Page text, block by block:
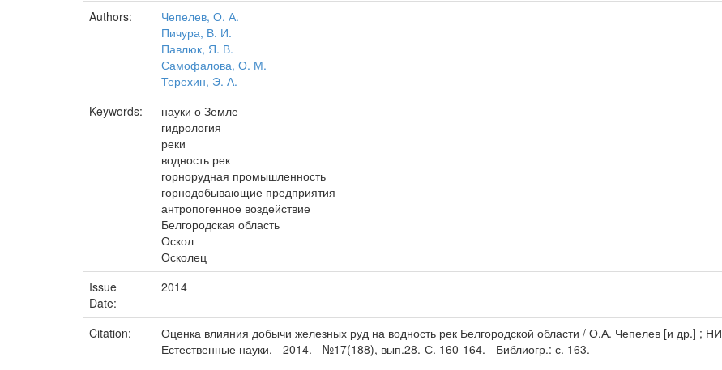
Authors:
Чепелев, О. А.
Пичура, В. И.
Павлюк, Я. В.
Самофалова, О. М.
Терехин, Э. А.
Keywords:
науки о Земле
гидрология
реки
водность рек
горнорудная промышленность
горнодобывающие предприятия
антропогенное воздействие
Белгородская область
Оскол
Осколец
Issue
Date:
2014
Citation:
Оценка влияния добычи железных руд на водность рек Белгородской области / О.А. Чепелев [и др.] ;
Естественные науки. - 2014. - №17(188), вып.28.-С. 160-164. - Библиогр.: с. 163.